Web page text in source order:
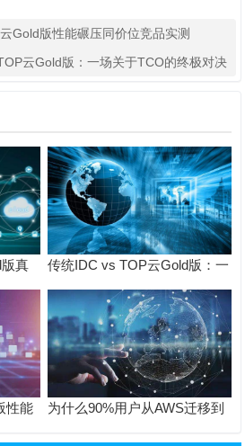
Gold版性能碾压同价位竞品实测
云Gold版：一场关于TCO的终极对决
真
业
传统IDC vs TOP云Gold版：一
场关于TCO的终极对决
性能
为什么90%用户从AWS迁移到